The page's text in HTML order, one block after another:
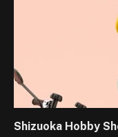
Shizuoka Hobby